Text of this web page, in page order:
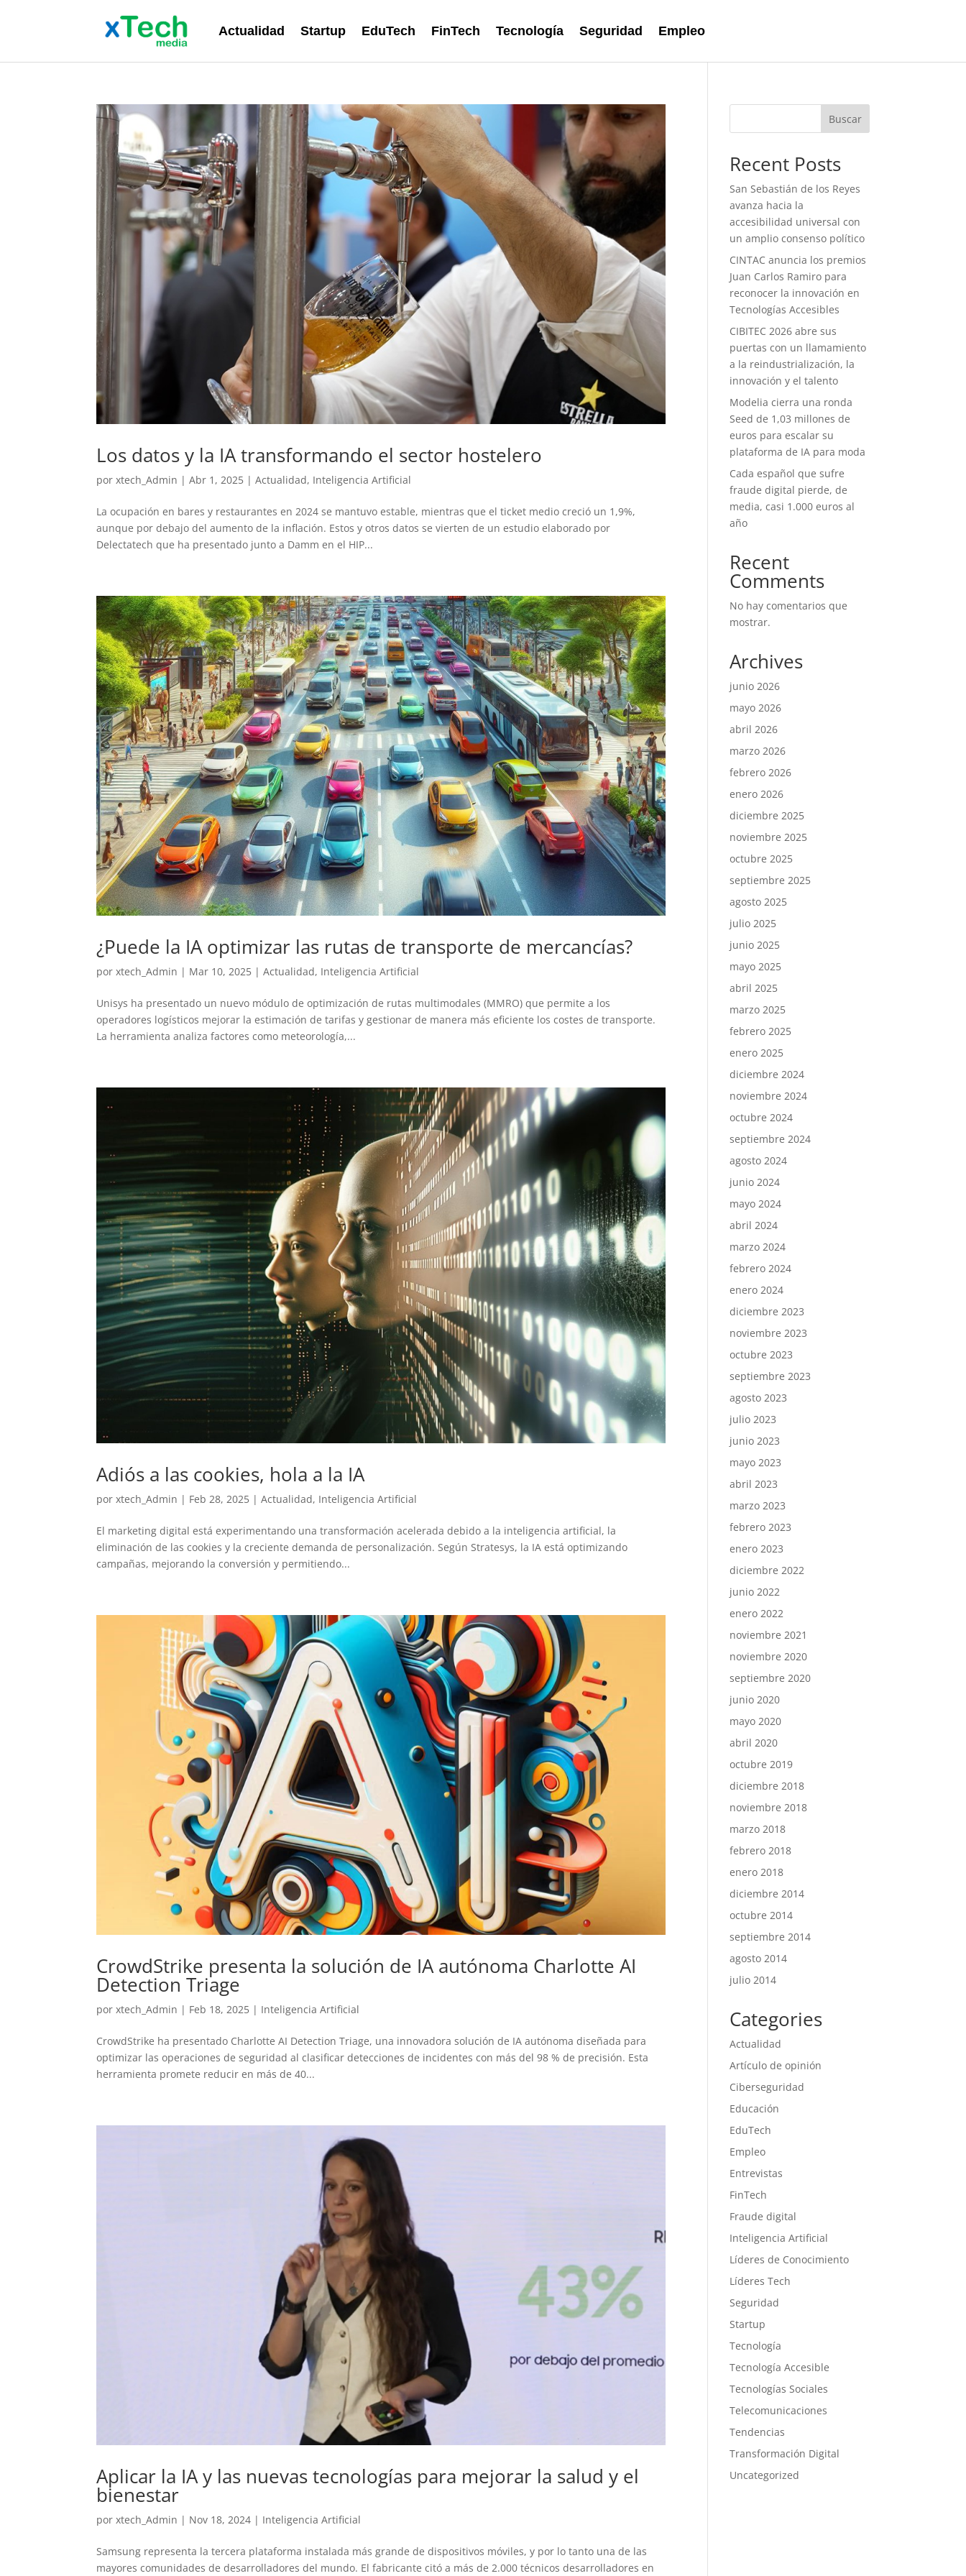
Actualidad Startup EduTech FinTech Tecnología Seguridad Empleo
Los datos y la IA transformando el sector hostelero
porxtech_Admin |Abr 1, 2025 |Actualidad, Inteligencia Artificial
La ocupación en bares y restaurantes en 2024 se mantuvo estable, mientras que el ticket medio creció un 1,9%,
aunque por debajo del aumento de la inflación. Estos y otros datos se vierten de un estudio elaborado por
Delectatech que ha presentado junto a Damm en el HIP...
¿Puede la IA optimizar las rutas de transporte de mercancías?
porxtech_Admin | Mar 10, 2025 |Actualidad, Inteligencia Artificial
Unisys ha presentado un nuevo módulo de optimización de rutas multimodales (MMRO) que permite a los
operadores logísticos mejorar la estimación de tarifas y gestionar de manera más eficiente los costes de transporte.
La herramienta analiza factores como meteorología,...
Adiós a las cookies, hola a la IA
porxtech_Admin | Feb 28, 2025 |Actualidad, Inteligencia Artificial
El marketing digital está experimentando una transformación acelerada debido a la inteligencia artificial, la
eliminación de las cookies y la creciente demanda de personalización. Según Stratesys, la IA está optimizando
campañas, mejorando la conversión y permitiendo...
CrowdStrike presenta la solución de IA autónoma Charlotte AI
Detection Triage
porxtech_Admin | Feb 18, 2025 | Inteligencia Artificial
CrowdStrike ha presentado Charlotte AI Detection Triage, una innovadora solución de IA autónoma diseñada para
optimizar las operaciones de seguridad al clasificar detecciones de incidentes con más del 98 % de precisión. Esta
herramienta promete reducir en más de 40...
Aplicar la IA y las nuevas tecnologías para mejorar la salud y el
bienestar
porxtech_Admin | Nov 18, 2024 | Inteligencia Artificial
Samsung representa la tercera plataforma instalada más grande de dispositivos móviles, y por lo tanto una de las
mayores comunidades de desarrolladores del mundo. El fabricante citó a más de 2.000 técnicos desarrolladores en
Buscar
Recent Posts
San Sebastián de los Reyes
avanza hacia la
accesibilidad universal con
un amplio consenso político
CINTAC anuncia los premios
Juan Carlos Ramiro para
reconocer la innovación en
Tecnologías Accesibles
CIBITEC 2026 abre sus
puertas con un llamamiento
a la reindustrialización, la
innovación y el talento
Modelia cierra una ronda
Seed de 1,03 millones de
euros para escalar su
plataforma de IA para moda
Cada español que sufre
fraude digital pierde, de
media, casi 1.000 euros al
año
Recent
Comments
No hay comentarios que
mostrar.
Archives
junio 2026
mayo 2026
abril 2026
marzo 2026
febrero 2026
enero 2026
diciembre 2025
noviembre 2025
octubre 2025
septiembre 2025
agosto 2025
julio 2025
junio 2025
mayo 2025
abril 2025
marzo 2025
febrero 2025
enero 2025
diciembre 2024
noviembre 2024
octubre 2024
septiembre 2024
agosto 2024
junio 2024
mayo 2024
abril 2024
marzo 2024
febrero 2024
enero 2024
diciembre 2023
noviembre 2023
octubre 2023
septiembre 2023
agosto 2023
julio 2023
junio 2023
mayo 2023
abril 2023
marzo 2023
febrero 2023
enero 2023
diciembre 2022
junio 2022
enero 2022
noviembre 2021
noviembre 2020
septiembre 2020
junio 2020
mayo 2020
abril 2020
octubre 2019
diciembre 2018
noviembre 2018
marzo 2018
febrero 2018
enero 2018
diciembre 2014
octubre 2014
septiembre 2014
agosto 2014
julio 2014
Categories
Actualidad
Artículo de opinión
Ciberseguridad
Educación
EduTech
Empleo
Entrevistas
FinTech
Fraude digital
Inteligencia Artificial
Líderes de Conocimiento
Líderes Tech
Seguridad
Startup
Tecnología
Tecnología Accesible
Tecnologías Sociales
Telecomunicaciones
Tendencias
Transformación Digital
Uncategorized